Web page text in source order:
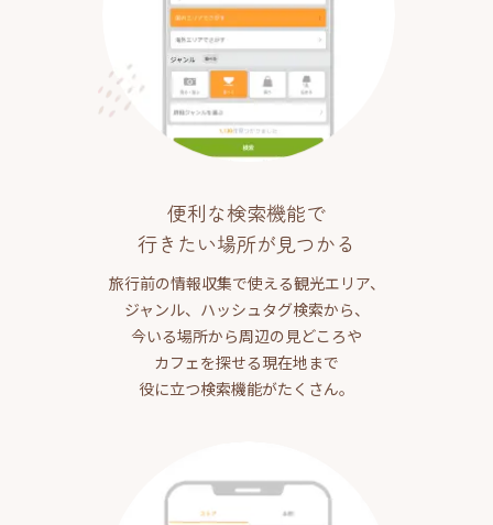
便利な検索機能で
行きたい場所が見つかる
旅行前の情報収集で使える観光エリア、
ジャンル、ハッシュタグ検索から、
今いる場所から周辺の見どころや
カフェを探せる現在地まで
役に立つ検索機能がたくさん。